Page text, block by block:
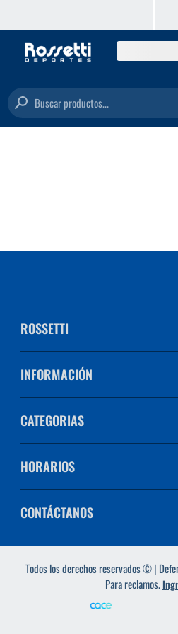
Buscar productos...
ROSSETTI
INFORMACIÓN
CATEGORIAS
HORARIOS
CONTÁCTANOS
Todos los derechos reservados © |
Para reclamos.